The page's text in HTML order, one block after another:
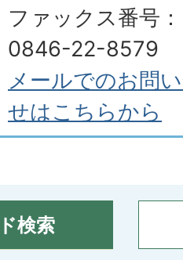
ファックス番号：
0846-22-8579
メールでのお問
せはこちらから
検索